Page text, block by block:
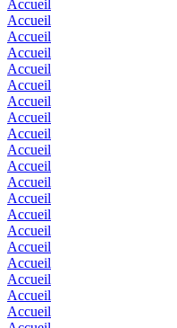
Accueil
Accueil
Accueil
Accueil
Accueil
Accueil
Accueil
Accueil
Accueil
Accueil
Accueil
Accueil
Accueil
Accueil
Accueil
Accueil
Accueil
Accueil
Accueil
Accueil